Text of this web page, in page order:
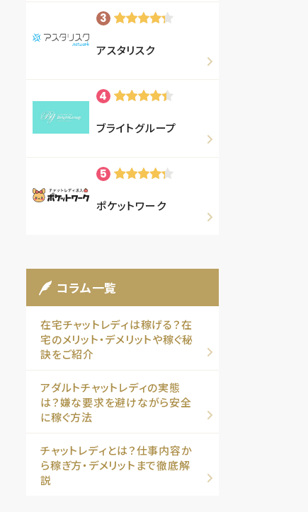
アスタリスク
ブライトグループ
ポケットワーク
コラム一覧
在宅チャットレディは稼げる？在
宅のメリット・デメリットや稼ぐ秘
訣をご紹介
アダルトチャットレディの実態
は？嫌な要求を避けながら安全
に稼ぐ方法
チャットレディとは？仕事内容か
ら稼ぎ方・デメリットまで徹底解
説